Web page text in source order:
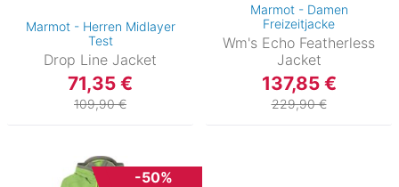
Marmot - Herren Midlayer
Test
Drop Line Jacket
71,35 €
109,90 €
Marmot - Damen
Freizeitjacke
Wm's Echo Featherless
Jacket
137,85 €
229,90 €
-50%